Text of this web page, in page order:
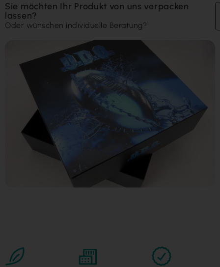
Sie möchten Ihr Produkt von uns verpacken
lassen?
Oder wünschen individuelle Beratung?